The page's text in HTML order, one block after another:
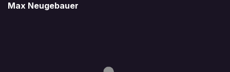
Max Neugebauer